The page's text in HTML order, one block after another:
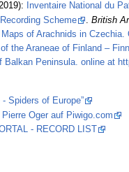
Inventaire National du
Scheme British
of Arachnids in Czechia.
the Araneae of Finland –
Balkan Peninsula. online at
Spiders of Europe”
Oger auf Piwigo.com
- RECORD LIST